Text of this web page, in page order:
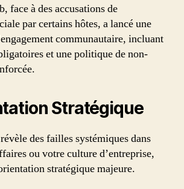
face à des accusations de
par certains hôtes, a lancé une
communautaire, incluant
et une politique de non-
Stratégique
des failles systémiques dans
ou votre culture d’entreprise,
stratégique majeure.